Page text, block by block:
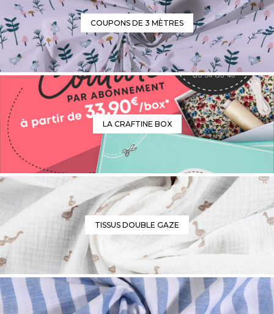
COUPONS DE 3 MÈTRES
LA CRAFTINE BOX
TISSUS DOUBLE GAZE